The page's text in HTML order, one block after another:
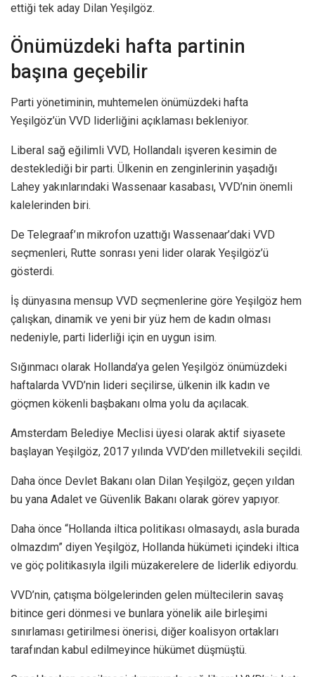
ettiği tek aday Dilan Yeşilgöz.
Önümüzdeki hafta partinin
başına geçebilir
Parti yönetiminin, muhtemelen önümüzdeki hafta
Yeşilgöz’ün VVD liderliğini açıklaması bekleniyor.
Liberal sağ eğilimli VVD, Hollandalı işveren kesimin de
desteklediği bir parti. Ülkenin en zenginlerinin yaşadığı
Lahey yakınlarındaki Wassenaar kasabası, VVD’nin önemli
kalelerinden biri.
De Telegraaf’ın mikrofon uzattığı Wassenaar’daki VVD
seçmenleri, Rutte sonrası yeni lider olarak Yeşilgöz’ü
gösterdi.
İş dünyasına mensup VVD seçmenlerine göre Yeşilgöz hem
çalışkan, dinamik ve yeni bir yüz hem de kadın olması
nedeniyle, parti liderliği için en uygun isim.
Sığınmacı olarak Hollanda’ya gelen Yeşilgöz önümüzdeki
haftalarda VVD’nin lideri seçilirse, ülkenin ilk kadın ve
göçmen kökenli başbakanı olma yolu da açılacak.
Amsterdam Belediye Meclisi üyesi olarak aktif siyasete
başlayan Yeşilgöz, 2017 yılında VVD’den milletvekili seçildi.
Daha önce Devlet Bakanı olan Dilan Yeşilgöz, geçen yıldan
bu yana Adalet ve Güvenlik Bakanı olarak görev yapıyor.
Daha önce “Hollanda iltica politikası olmasaydı, asla burada
olmazdım” diyen Yeşilgöz, Hollanda hükümeti içindeki iltica
ve göç politikasıyla ilgili müzakerelere de liderlik ediyordu.
VVD’nin, çatışma bölgelerinden gelen mültecilerin savaş
bitince geri dönmesi ve bunlara yönelik aile birleşimi
sınırlaması getirilmesi önerisi, diğer koalisyon ortakları
tarafından kabul edilmeyince hükümet düşmüştü.